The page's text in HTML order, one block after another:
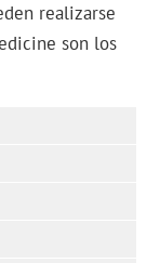
realizarse
son los